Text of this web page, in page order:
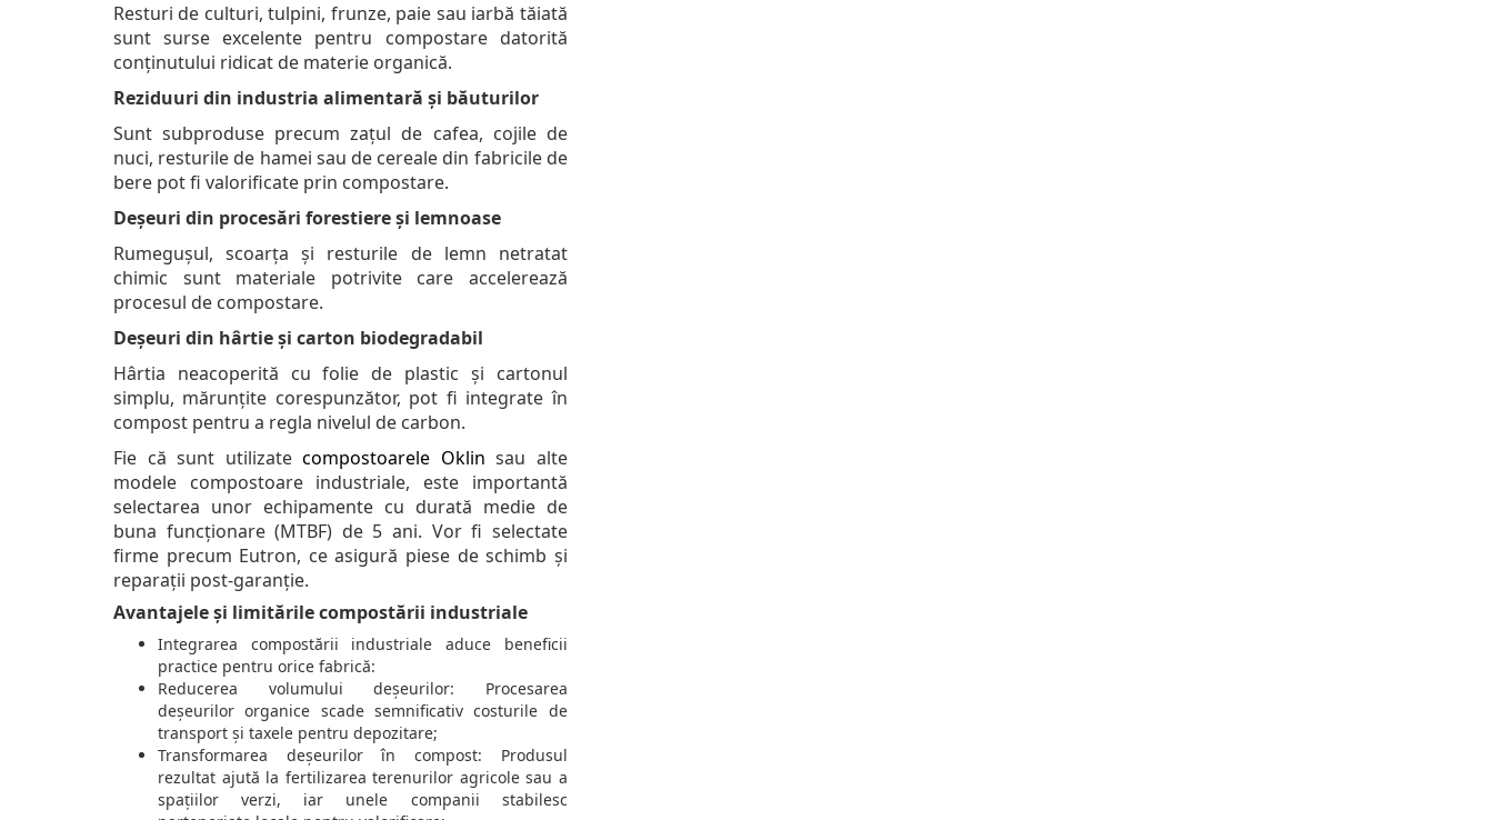
Resturi de culturi, tulpini, frunze, paie sau iarbă tăiată
sunt surse excelente pentru compostare datorită
conținutului ridicat de materie organică.
Reziduuri din industria alimentară și băuturilor
Sunt subproduse precum zațul de cafea, cojile de
nuci, resturile de hamei sau de cereale din fabricile de
bere pot fi valorificate prin compostare.
Deșeuri din procesări forestiere și lemnoase
Rumegușul, scoarța și resturile de lemn netratat
chimic sunt materiale potrivite care accelerează
procesul de compostare.
Deșeuri din hârtie și carton biodegradabil
Hârtia neacoperită cu folie de plastic și cartonul
simplu, mărunțite corespunzător, pot fi integrate în
compost pentru a regla nivelul de carbon.
Fie că sunt utilizatecompostoarele Oklinsau alte
modele compostoare industriale, este importantă
selectarea unor echipamente cu durată medie de
buna funcționare (MTBF) de 5 ani. Vor fi selectate
firme precum Eutron, ce asigură piese de schimb și
reparații post-garanție.
Avantajele și limitările compostării industriale
Integrarea compostării industriale aduce beneficii
practice pentru orice fabrică:
Reducerea volumului deșeurilor: Procesarea
deșeurilor organice scade semnificativ costurile de
transport și taxele pentru depozitare;
Transformarea deșeurilor în compost: Produsul
rezultat ajută la fertilizarea terenurilor agricole sau a
spațiilor verzi, iar unele companii stabilesc